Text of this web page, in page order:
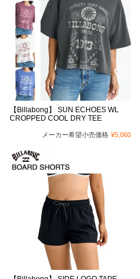
【Billabong】 SUN ECHOES WL
CROPPED COOL DRY TEE
メーカー希望小売価格 ¥5,060